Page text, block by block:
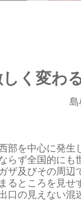
しく変わ
を中心に発生
らず全国的に
ザ及びその周
るところを見
の見えない混